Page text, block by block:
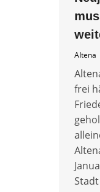
Altena
frei